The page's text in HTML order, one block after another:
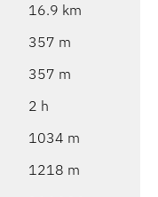
16.9 km
357 m
357 m
2 h
1034 m
1218 m